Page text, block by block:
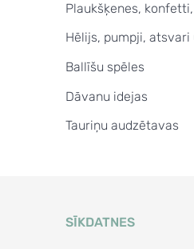
Plaukšķenes,
Hēlijs, pumpji, atsvari
Ballīšu spēles
Dāvanu idejas
Tauriņu audzētavas
SĪKDATNES